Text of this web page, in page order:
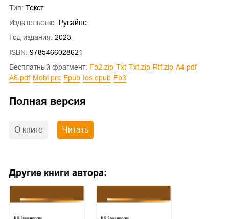
Тип: Текст
Издательство: Русайнс
Год издания: 2023
ISBN: 9785466028621
Бесплатный фрагмент:
fb2.zip txt txt.zip rtf.zip
a4.pdf
a6.pdf
mobi.prc epub ios.epub fb3
Полная версия
О книге Читать
Другие книги автора: